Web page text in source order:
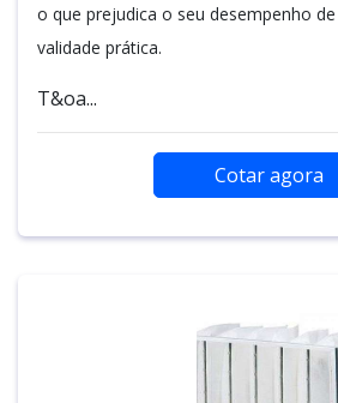
o que prejudica o seu desempenho
validade prática.
T&oa...
Cotar agora